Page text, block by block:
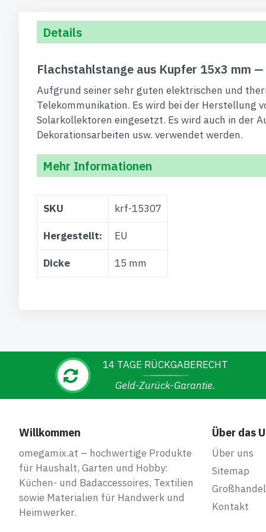
Details
Flachstahlstange aus Kupfer 15x3 mm
Aufgrund seiner sehr guten elektrischen und
Telekommunikation. Es wird bei der Herstellung
Solarkollektoren eingesetzt. Es wird auch in der
Dekorationsarbeiten usw. verwendet werden.
Mehr Informationen
Informationen
SKU krf-15307
Hergestellt: EU
Dicke 15 mm
14 TAGE RÜCKGABERECHT
Geld-Zurück-Garantie.
Willkommen
omegamix.at – hochwertige Produkte
für Haushalt, Garten und Hobby:
Küchen- und Badaccessoires, Textilien
sowie Materialien für Handwerk und
Heimwerker.
Über das
Über uns
Sitemap
Kontakt